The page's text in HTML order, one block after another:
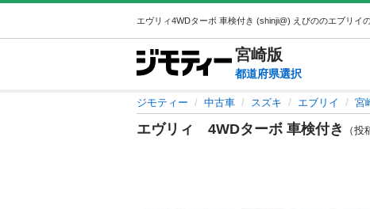
宮崎版
都道府県選択
ジモティー 中古車 スズキ エブリイ 宮
エヴリィ 4WDターボ 車検付き （投